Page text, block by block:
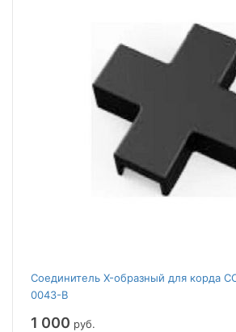
Соединитель X-образный для корда
0043-B
1 000 руб.